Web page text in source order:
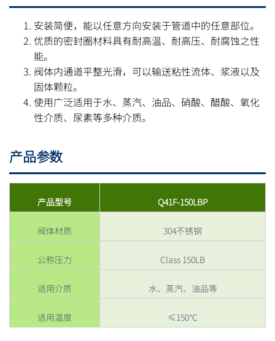
安装简便，能以任意方向安装于管道中的任意部位。
优质的密封圈材料具有耐高温、耐高压、耐腐蚀之性
能。
阀体内通道平整光滑，可以输送粘性流体、浆液以及
固体颗粒。
使用广泛适用于水、蒸汽、油品、硝酸、醋酸、氧化
性介质、尿素等多种介质。
产品参数
产品型号 Q41F-150LBP
阀体材质 304不锈钢
公称压力 Class 150LB
适用介质 水、蒸汽、油品等
适用温度 ≤150℃